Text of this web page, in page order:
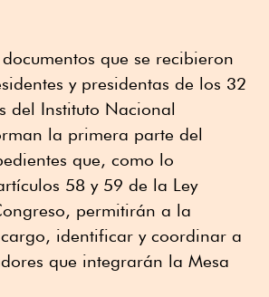
que se recibieron
y presidentas de los 32
del Instituto Nacional
la primera parte del
que, como lo
58 y 59 de la Ley
permitirán a la
identificar y coordinar a
que integrarán la Mesa